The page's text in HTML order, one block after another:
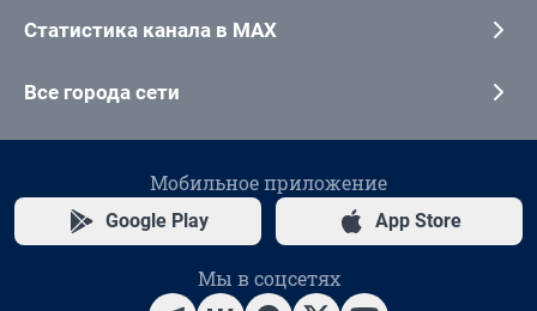
Статистика канала в MAX
Все города сети
Мобильное приложение
Google Play App Store
Мы в соцсетях